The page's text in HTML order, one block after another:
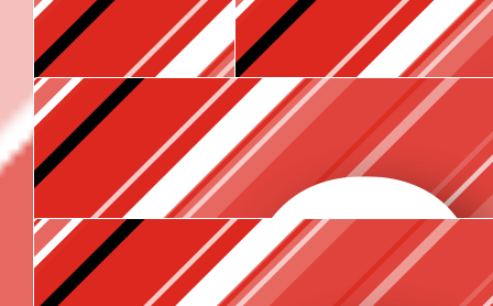
Twee keer atten dus!
€10.60
Amber Girelle
You’ve got this!